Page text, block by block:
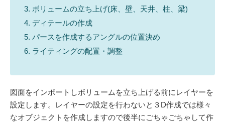
ボリュームの立ち上げ(床、壁、天井、柱、梁)
ディテールの作成
パースを作成するアングルの位置決め
ライティングの配置・調整
図面をインポートしボリュームを立ち上げる前にレイヤーを
設定します。レイヤーの設定を行わないと ３D作成では様々
なオブジェクトを作成しますので後半にごちゃごちゃして作